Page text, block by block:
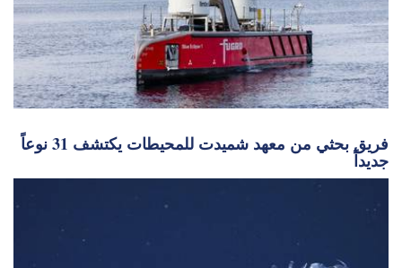
فريق بحثي من معهد شميدت للمحيطات يكتشف 31 نوعاً
جديداً